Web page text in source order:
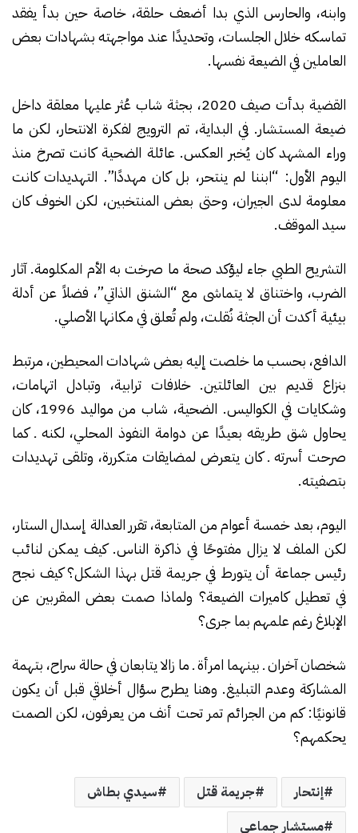
وابنه، والحارس الذي بدا أضعف حلقة، خاصة حين بدأ يفقد
تماسكه خلال الجلسات، وتحديدًا عند مواجهته بشهادات بعض
العاملين في الضيعة نفسها.
القضية بدأت صيف 2020، بجثة شاب عُثر عليها معلقة داخل
ضيعة المستشار. في البداية، تم الترويج لفكرة الانتحار، لكن ما
وراء المشهد كان يُخبر العكس. عائلة الضحية كانت تصرخ منذ
اليوم الأول: “ابننا لم ينتحر، بل كان مهددًا”. التهديدات كانت
معلومة لدى الجيران، وحتى بعض المنتخبين، لكن الخوف كان
سيد الموقف.
التشريح الطبي جاء ليؤكد صحة ما صرخت به الأم المكلومة. آثار
الضرب، واختناق لا يتماشى مع “الشنق الذاتي”، فضلاً عن أدلة
بيئية أكدت أن الجثة نُقلت، ولم تُعلق في مكانها الأصلي.
الدافع، بحسب ما خلصت إليه بعض شهادات المحيطين، مرتبط
بنزاع قديم بين العائلتين. خلافات ترابية، وتبادل اتهامات،
وشكايات في الكواليس. الضحية، شاب من مواليد 1996، كان
يحاول شق طريقه بعيدًا عن دوامة النفوذ المحلي، لكنه ـ كما
صرحت أسرته ـ كان يتعرض لمضايقات متكررة، وتلقى تهديدات
بتصفيته.
اليوم، بعد خمسة أعوام من المتابعة، تقرر العدالة إسدال الستار،
لكن الملف لا يزال مفتوحًا في ذاكرة الناس. كيف يمكن لنائب
رئيس جماعة أن يتورط في جريمة قتل بهذا الشكل؟ كيف نجح
في تعطيل كاميرات الضيعة؟ ولماذا صمت بعض المقربين عن
الإبلاغ رغم علمهم بما جرى؟
شخصان آخران ـ بينهما امرأة ـ ما زالا يتابعان في حالة سراح، بتهمة
المشاركة وعدم التبليغ. وهنا يطرح سؤال أخلاقي قبل أن يكون
قانونيًا: كم من الجرائم تمر تحت أنف من يعرفون، لكن الصمت
يحكمهم؟
إنتحار جريمة قتل
سيدي بطاش
مستشار جماعي